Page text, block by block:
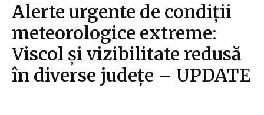
Alerte urgente de condiții
meteorologice extreme:
Viscol și vizibilitate redusă
în diverse județe – UPDATE